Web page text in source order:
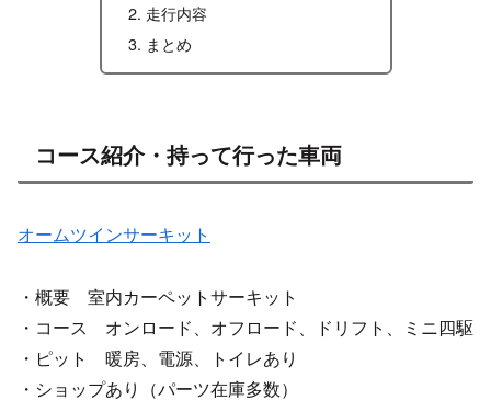
走行内容
まとめ
コース紹介・持って行った車両
オームツインサーキット
・概要 室内カーペットサーキット
・コース オンロード、オフロード、ドリフト、ミニ四駆
・ピット 暖房、電源、トイレあり
・ショップあり（パーツ在庫多数）